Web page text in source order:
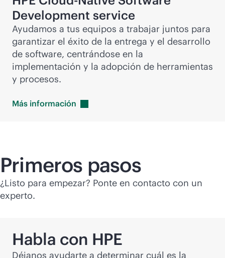
Development service
Ayudamos a tus equipos a trabajar juntos para
garantizar el éxito de la entrega y el desarrollo
de software, centrándose en la
implementación y la adopción de herramientas
y procesos.
Más información
Primeros pasos
¿Listo para empezar? Ponte en contacto con un
experto.
Habla con HPE
Déjanos ayudarte a determinar cuál es la